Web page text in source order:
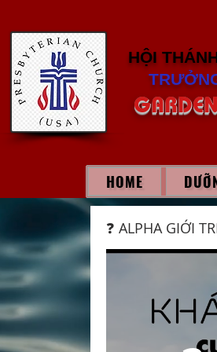
HỘI
HOME
❓ ALPHA GIỚI